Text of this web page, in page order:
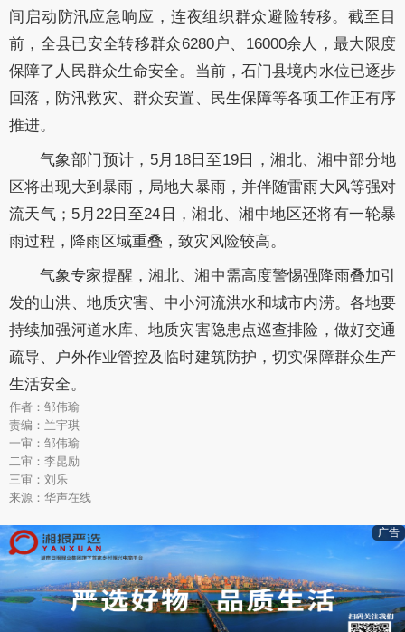
间启动防汛应急响应，连夜组织群众避险转移。截至目
前，全县已安全转移群众6280户、16000余人，最大限度
保障了人民群众生命安全。当前，石门县境内水位已逐步
回落，防汛救灾、群众安置、民生保障等各项工作正有序
推进。
气象部门预计，5月18日至19日，湘北、湘中部分地
区将出现大到暴雨，局地大暴雨，并伴随雷雨大风等强对
流天气；5月22日至24日，湘北、湘中地区还将有一轮暴
雨过程，降雨区域重叠，致灾风险较高。
气象专家提醒，湘北、湘中需高度警惕强降雨叠加引
发的山洪、地质灾害、中小河流洪水和城市内涝。各地要
持续加强河道水库、地质灾害隐患点巡查排险，做好交通
疏导、户外作业管控及临时建筑防护，切实保障群众生产
生活安全。
作者：邹伟瑜
责编：兰宇琪
一审：邹伟瑜
二审：李昆励
三审：刘乐
来源：华声在线
广告